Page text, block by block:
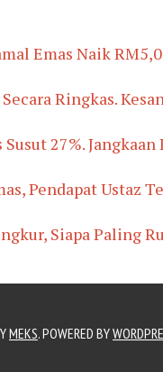
Emas Naik
Ringkas.
Susut 27%.
Pendapat Ustaz
Siapa Paling
MEKS. POWERED BY